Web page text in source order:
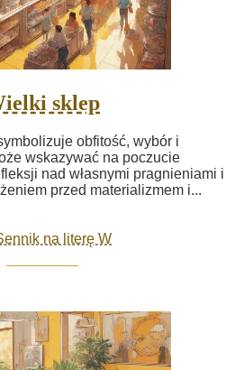
sklep
obfitość, wybór i
wskazywać na poczucie
nad własnymi pragnieniami i
przed materializmem i...
na literę W